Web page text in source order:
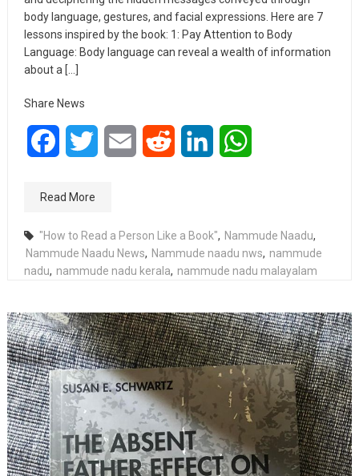
body language, gestures, and facial expressions. Here are 7
lessons inspired by the book: 1: Pay Attention to Body
Language: Body language can reveal a wealth of information
about a […]
Share News
FacebookTwitter Email Reddit LinkedIn
Read More
"How to Read a Person Like a Book", Nammude Naadu,
Nammude Naadu News, Nammude naadu nws, nammude
nadu, nammude nadu kerala, nammude nadu malayalam